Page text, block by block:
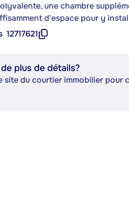
une chambre
d'espace pour y
12717621
plus de détails?
site du courtier immobilier